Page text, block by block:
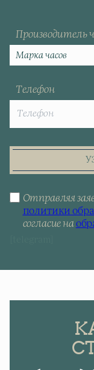
Производитель
Телефон
Отправляя
политики
согласие на